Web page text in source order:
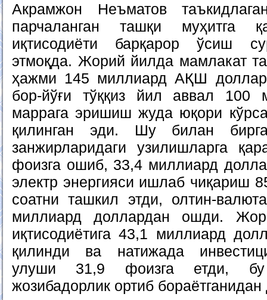
Акрамжон Неъматов
парчаланган ташқи муҳитга
иқтисодиёти барқарор ўсиш
этмоқда. Жорий йилда мамлакат
ҳажми 145 миллиард АҚШ
бор-йўғи тўққиз йил аввал 100
маррага эришиш жуда юқори
қилинган эди. Шу билан
занжирларидаги узилишларга
фоизга ошиб, 33,4 миллиард
электр энергияси ишлаб чиқариш
соатни ташкил этди, олтин-
миллиард доллардан ошди.
иқтисодиётига 43,1 миллиард
қилинди ва натижада
улуши 31,9 фоизга етди, бу
жозибадорлик ортиб